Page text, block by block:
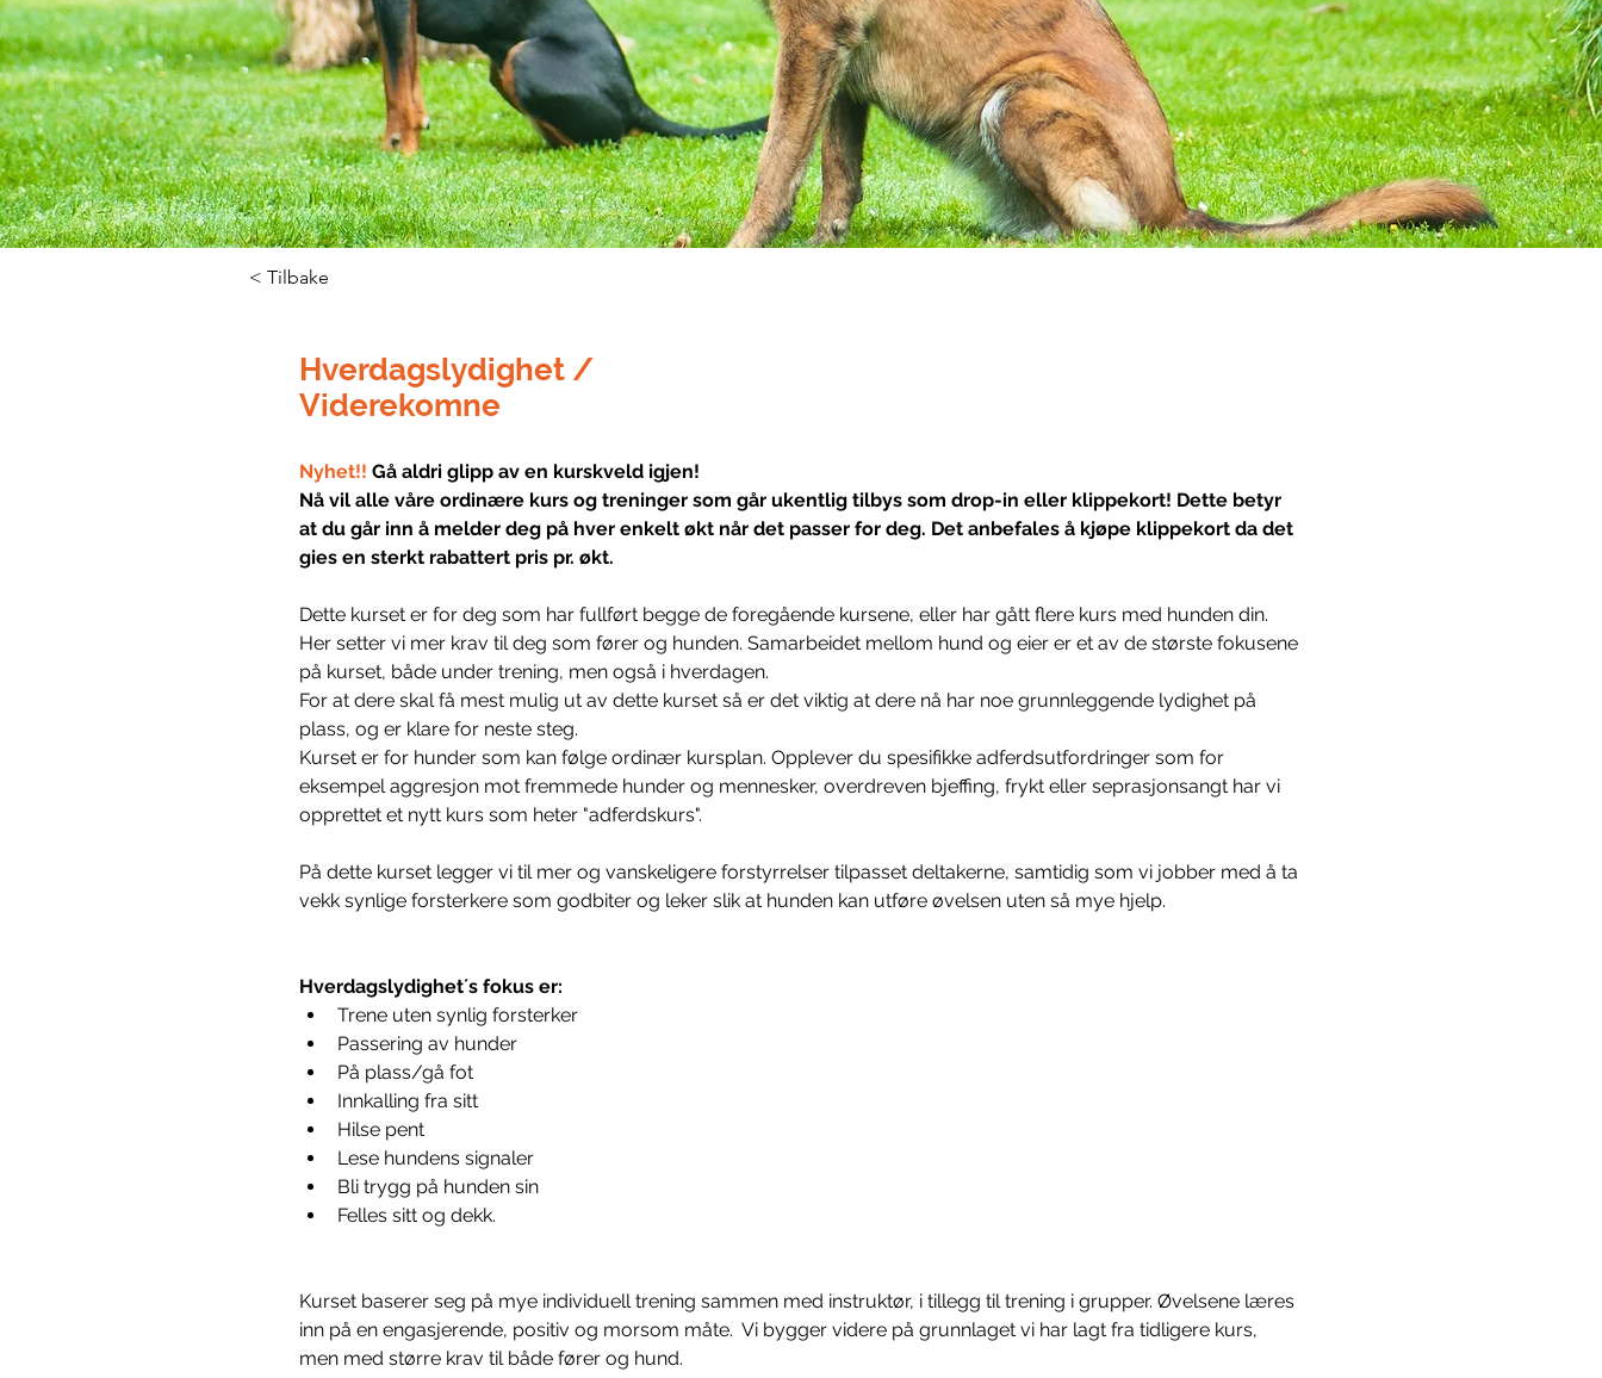
< Tilbake
Hverdagslydighet /
Viderekomne
Nyhet!! Gå aldri glipp av en kurskveld igjen!
Nå vil alle våre ordinære kurs og treninger som går ukentlig tilbys som drop-in eller klippekort! Dette betyr
at du går inn å melder deg på hver enkelt økt når det passer for deg. Det anbefales å kjøpe klippekort da det
gies en sterkt rabattert pris pr. økt.
Dette kurset er for deg som har fullført begge de foregående kursene, eller har gått flere kurs med hunden din.
Her setter vi mer krav til deg som fører og hunden. Samarbeidet mellom hund og eier er et av de største fokusene
på kurset, både under trening, men også i hverdagen.
For at dere skal få mest mulig ut av dette kurset så er det viktig at dere nå har noe grunnleggende lydighet på
plass, og er klare for neste steg.
Kurset er for hunder som kan følge ordinær kursplan. Opplever du spesifikke adferdsutfordringer som for
eksempel aggresjon mot fremmede hunder og mennesker, overdreven bjeffing, frykt eller seprasjonsangt har vi
opprettet et nytt kurs som heter "adferdskurs".
På dette kurset legger vi til mer og vanskeligere forstyrrelser tilpasset deltakerne, samtidig som vi jobber med å ta
vekk synlige forsterkere som godbiter og leker slik at hunden kan utføre øvelsen uten så mye hjelp.
Hverdagslydighet´s fokus er:
Trene uten synlig forsterker
Passering av hunder
På plass/gå fot
Innkalling fra sitt
Hilse pent
Lese hundens signaler
Bli trygg på hunden sin
Felles sitt og dekk.
Kurset baserer seg på mye individuell trening sammen med instruktør, i tillegg til trening i grupper. Øvelsene læres
inn på en engasjerende, positiv og morsom måte.  Vi bygger videre på grunnlaget vi har lagt fra tidligere kurs,
men med større krav til både fører og hund.